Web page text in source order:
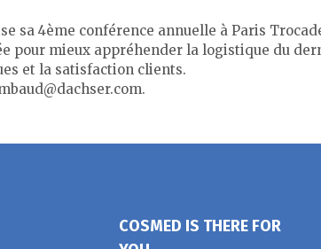
sa 4ème conférence annuelle à Paris
pour mieux appréhender la logistique du
et la satisfaction clients.
COSMED IS THERE FOR